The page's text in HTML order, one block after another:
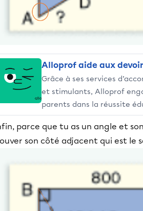
Alloprof aide aux
Grâce à ses services
et stimulants, Alloprof
parents dans la réussite
parce que tu as un angle et
son côté adjacent qui est le